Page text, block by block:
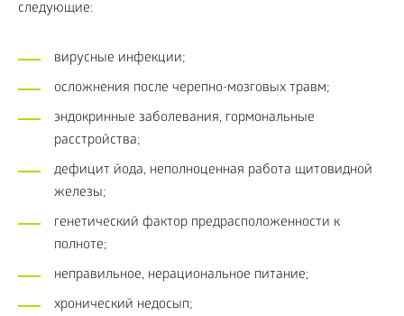
следующие:
вирусные инфекции;
осложнения после черепно-мозговых травм;
эндокринные заболевания, гормональные
расстройства;
дефицит йода, неполноценная работа щитовидной
железы;
генетический фактор предрасположенности к
полноте;
неправильное, нерациональное питание;
хронический недосып;